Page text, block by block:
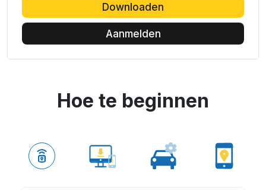
Downloaden
Aanmelden
Hoe te beginnen